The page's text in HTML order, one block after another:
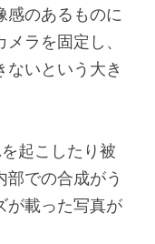
感のあるものに
ラを固定し、
いという大き
起こしたり被
での合成がう
が載った写真が